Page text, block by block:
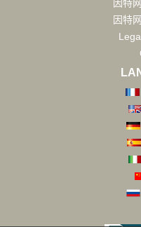
因特
因特